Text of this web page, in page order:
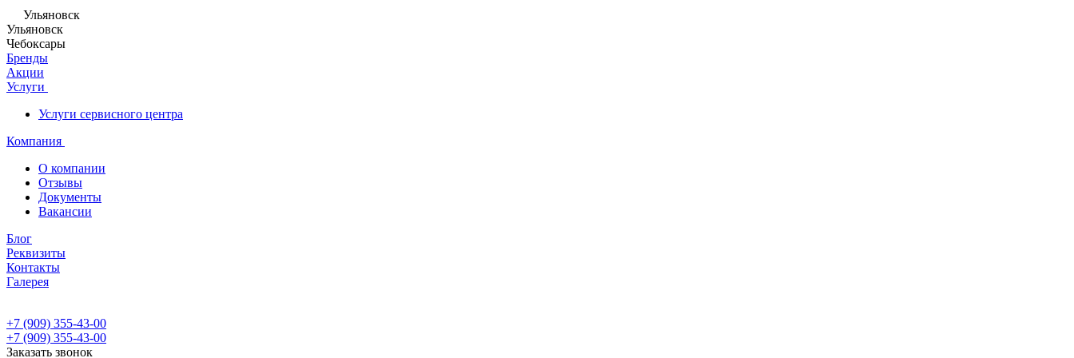
Ульяновск
Ульяновск
Чебоксары
Бренды
Акции
Услуги
Услуги сервисного центра
Компания
О компании
Отзывы
Документы
Вакансии
Блог
Реквизиты
Контакты
Галерея
+7 (909) 355-43-00
+7 (909) 355-43-00
Заказать звонок